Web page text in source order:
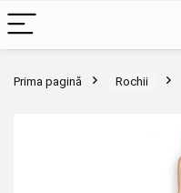
Prima pagină Rochii